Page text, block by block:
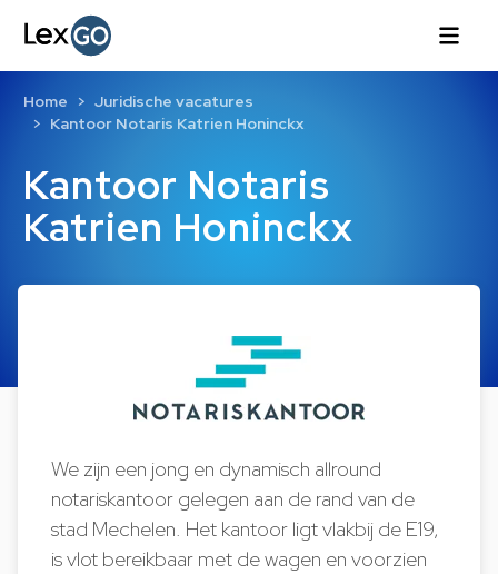
Kantoor Notaris
Katrien Honinckx
Home
Juridische vacatures
Kantoor Notaris Katrien Honinckx
We zijn een jong en dynamisch allround
notariskantoor gelegen aan de rand van de
stad Mechelen. Het kantoor ligt vlakbij de E19,
is vlot bereikbaar met de wagen en voorzien